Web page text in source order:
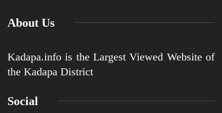
About Us
Kadapa.info is the Largest Viewed Website of
the Kadapa District
Social